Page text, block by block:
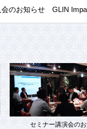
会のお知らせ GLIN
セミナー講演会の